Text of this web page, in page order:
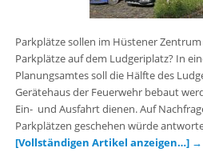
Parkplätze sollen im Hüstener
Parkplätze auf dem Ludgeriplatz? In
Planungsamtes soll die Hälfte des
Gerätehaus der Feuerwehr bebaut
Ein- und Ausfahrt dienen. Auf
Parkplätzen geschehen würde
[Vollständigen Artikel anzeigen…] →